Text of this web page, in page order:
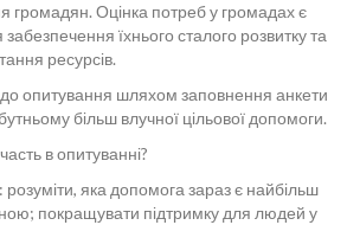
громадян. Оцінка потреб у громадах є
їхнього сталого розвитку та
ресурсів.
опитування шляхом заповнення анкети
більш влучної цільової допомоги.
в опитуванні?
розуміти, яка допомога зараз є найбільш
покращувати підтримку для людей у